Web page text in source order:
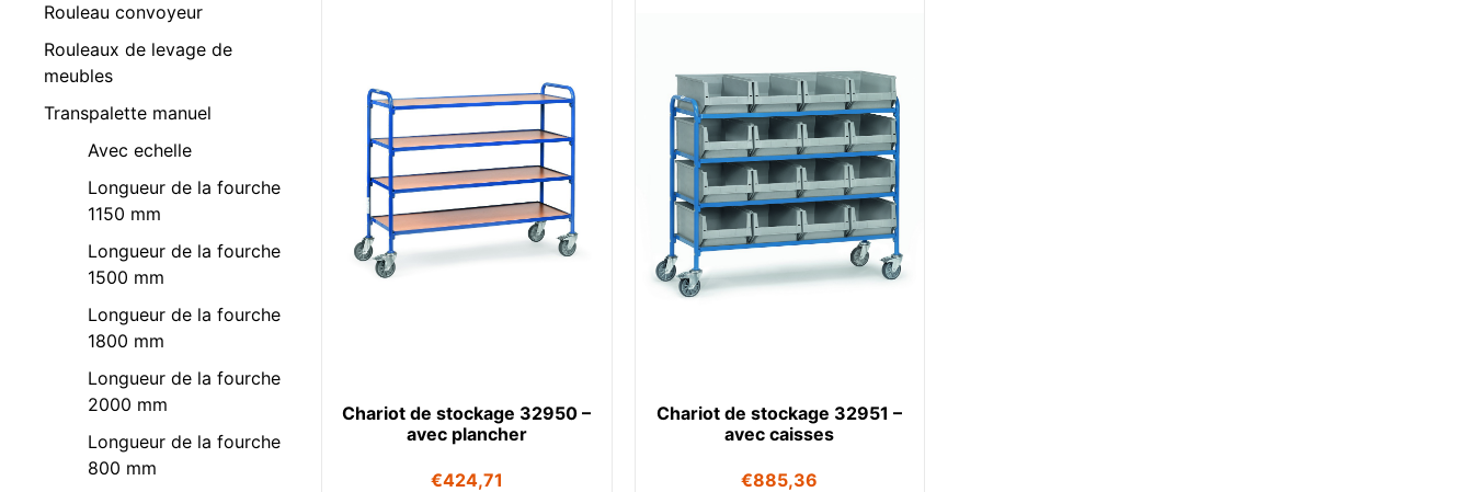
Rouleau convoyeur
Rouleaux de levage de
meubles
Transpalette manuel
Avec echelle
Longueur de la fourche
1150 mm
Longueur de la fourche
1500 mm
Longueur de la fourche
1800 mm
Longueur de la fourche
2000 mm
Longueur de la fourche
800 mm
Chariot de stockage 32950 –
avec plancher
€424,71
Chariot de stockage 32951 –
avec caisses
€885,36